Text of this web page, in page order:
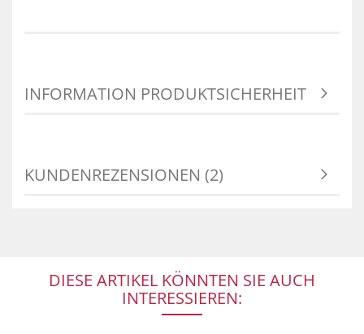
INFORMATION PRODUKTSICHERHEIT
KUNDENREZENSIONEN (2)
DIESE ARTIKEL KÖNNTEN SIE AUCH
INTERESSIEREN: